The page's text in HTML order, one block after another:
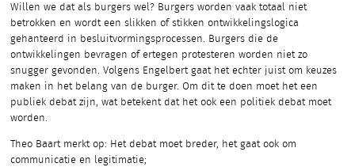
Willen we dat als burgers wel? Burgers worden vaak totaal niet
betrokken en wordt een slikken of stikken ontwikkelingslogica
gehanteerd in besluitvormingsprocessen. Burgers die de
ontwikkelingen bevragen of ertegen protesteren worden niet zo
snugger gevonden. Volgens Engelbert gaat het echter juist om keuzes
maken in het belang van de burger. Om dit te doen moet het een
publiek debat zijn, wat betekent dat het ook een politiek debat moet
worden.
Theo Baart merkt op: Het debat moet breder, het gaat ook om
communicatie en legitimatie;